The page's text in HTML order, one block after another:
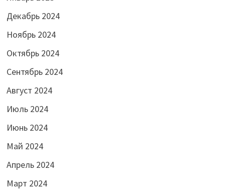
Декабрь 2024
Ноябрь 2024
Октябрь 2024
Сентябрь 2024
Август 2024
Июль 2024
Июнь 2024
Май 2024
Апрель 2024
Март 2024